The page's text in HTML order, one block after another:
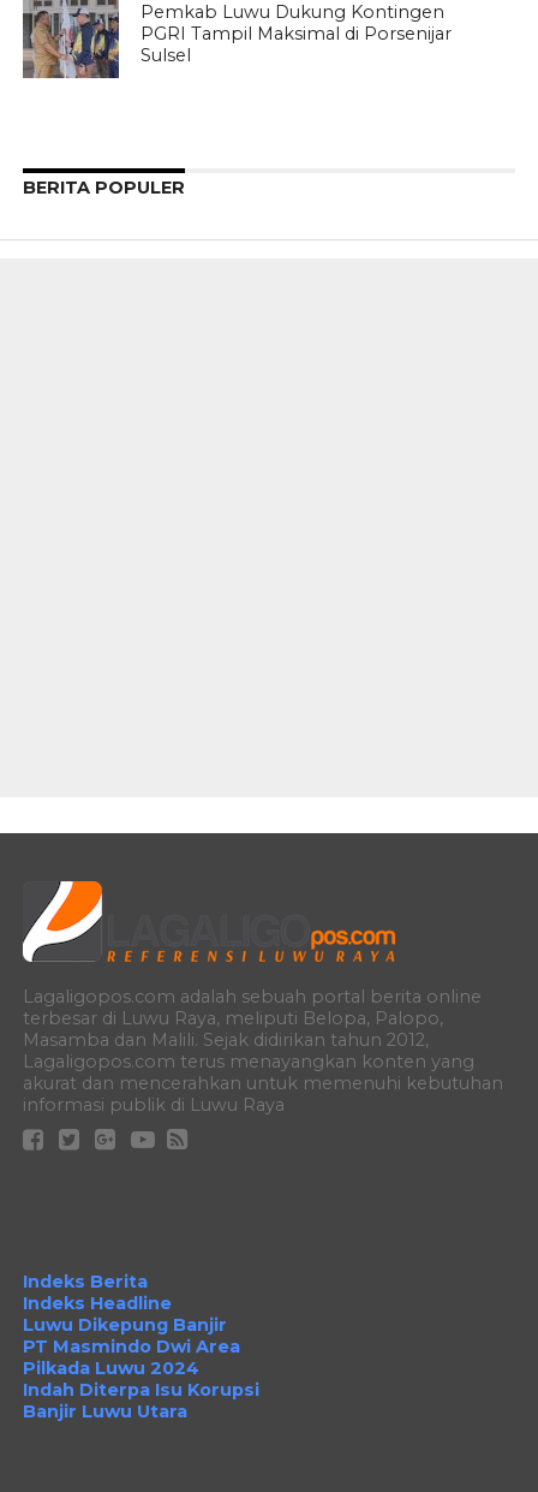
Pemkab Luwu Dukung Kontingen
PGRI Tampil Maksimal di Porsenijar
Sulsel
BERITA POPULER
Lagaligopos.com adalah sebuah portal berita online
terbesar di Luwu Raya, meliputi Belopa, Palopo,
Masamba dan Malili. Sejak didirikan tahun 2012,
Lagaligopos.com terus menayangkan konten yang
akurat dan mencerahkan untuk memenuhi kebutuhan
informasi publik di Luwu Raya
Indeks Berita
Indeks Headline
Luwu Dikepung Banjir
PT Masmindo Dwi Area
Pilkada Luwu 2024
Indah Diterpa Isu Korupsi
Banjir Luwu Utara